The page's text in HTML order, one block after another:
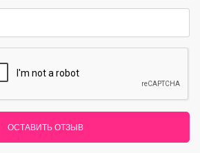
ОСТАВИТЬ ОТЗЫВ